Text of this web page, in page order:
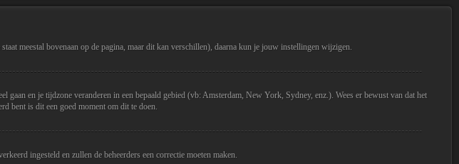
meestal bovenaan op de pagina, maar dit kan verschillen), daarna kun je jouw instellingen wijzigen.
en je tijdzone veranderen in een bepaald gebied (vb: Amsterdam, New York, Sydney, enz.). Wees er bewust van dat het
bent is dit een goed moment om dit te doen.
ingesteld en zullen de beheerders een correctie moeten maken.